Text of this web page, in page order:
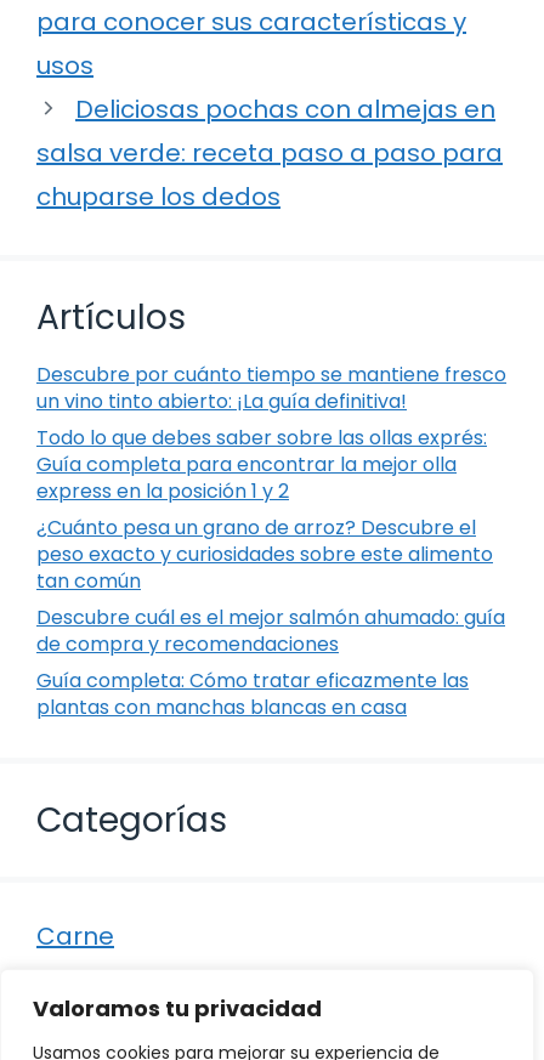
Valoramos tu privacidad
Usamos cookies para mejorar su experiencia de
para conocer sus características y
usos
Deliciosas pochas con almejas en
salsa verde: receta paso a paso para
chuparse los dedos
Artículos
Descubre por cuánto tiempo se mantiene fresco
un vino tinto abierto: ¡La guía definitiva!
Todo lo que debes saber sobre las ollas exprés:
Guía completa para encontrar la mejor olla
express en la posición 1 y 2
¿Cuánto pesa un grano de arroz? Descubre el
peso exacto y curiosidades sobre este alimento
tan común
Descubre cuál es el mejor salmón ahumado: guía
de compra y recomendaciones
Guía completa: Cómo tratar eficazmente las
plantas con manchas blancas en casa
Categorías
Carne